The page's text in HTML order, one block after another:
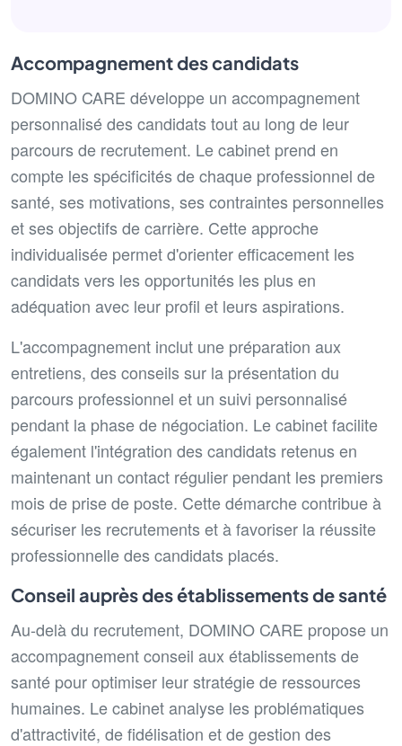
Accompagnement des candidats
DOMINO CARE développe un accompagnement
personnalisé des candidats tout au long de leur
parcours de recrutement. Le cabinet prend en
compte les spécificités de chaque professionnel de
santé, ses motivations, ses contraintes personnelles
et ses objectifs de carrière. Cette approche
individualisée permet d'orienter efficacement les
candidats vers les opportunités les plus en
adéquation avec leur profil et leurs aspirations.
L'accompagnement inclut une préparation aux
entretiens, des conseils sur la présentation du
parcours professionnel et un suivi personnalisé
pendant la phase de négociation. Le cabinet facilite
également l'intégration des candidats retenus en
maintenant un contact régulier pendant les premiers
mois de prise de poste. Cette démarche contribue à
sécuriser les recrutements et à favoriser la réussite
professionnelle des candidats placés.
Conseil auprès des établissements de santé
Au-delà du recrutement, DOMINO CARE propose un
accompagnement conseil aux établissements de
santé pour optimiser leur stratégie de ressources
humaines. Le cabinet analyse les problématiques
d'attractivité, de fidélisation et de gestion des